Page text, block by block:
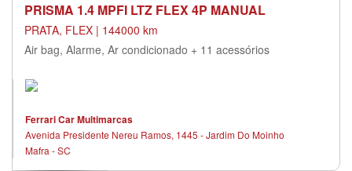
PRISMA 1.4 MPFI LTZ FLEX 4P MANUAL
PRATA, FLEX | 144000 km
Air bag, Alarme, Ar condicionado + 11 acessórios
Ferrari Car Multimarcas
Avenida Presidente Nereu Ramos, 1445 - Jardim Do Moinho
Mafra - SC